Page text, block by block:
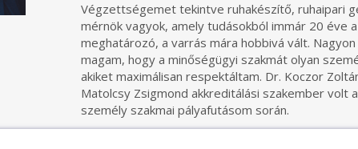
Végzettségemet tekintve ruhakészítő, ruhaipari
mérnök vagyok, amely tudásokból immár 20 éve
meghatározó, a varrás mára hobbivá vált.
magam, hogy a minőségügyi szakmát olyan
akiket maximálisan respektáltam. Dr. Koczor
Matolcsy Zsigmond akkreditálási szakember volt
személy szakmai pályafutásom során.
A minőségügy és a tanúsítás nem női